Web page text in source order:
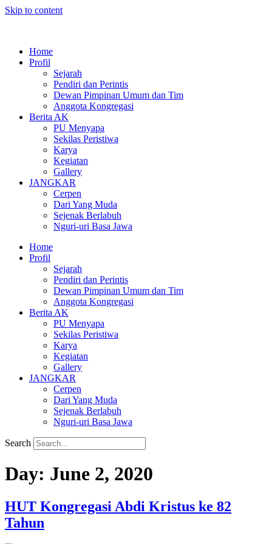
Skip to content
Home
Profil
Sejarah
Pendiri dan Perintis
Dewan Pimpinan Umum dan Tim
Anggota Kongregasi
Berita AK
PU Menyapa
Sekilas Peristiwa
Karya
Kegiatan
Gallery
JANGKAR
Cerpen
Dari Yang Muda
Sejenak Berlabuh
Nguri-uri Basa Jawa
Home
Profil
Sejarah
Pendiri dan Perintis
Dewan Pimpinan Umum dan Tim
Anggota Kongregasi
Berita AK
PU Menyapa
Sekilas Peristiwa
Karya
Kegiatan
Gallery
JANGKAR
Cerpen
Dari Yang Muda
Sejenak Berlabuh
Nguri-uri Basa Jawa
Search
Day: June 2, 2020
HUT Kongregasi Abdi Kristus ke 82
Tahun